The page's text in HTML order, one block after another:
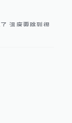
溫度要跳到很